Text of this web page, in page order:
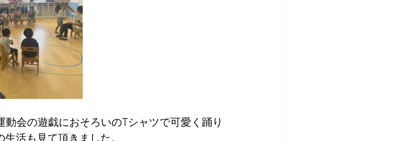
会の遊戯におそろいのTシャツで可愛く踊り
活も見て頂きました。